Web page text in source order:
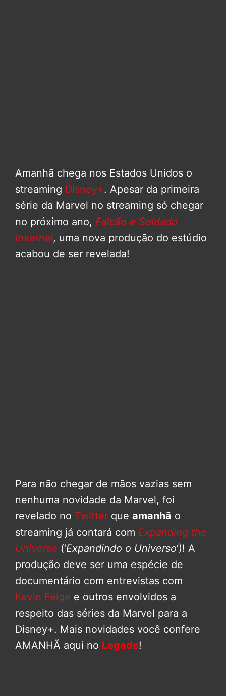
Amanhã chega nos Estados Unidos o
streaming Disney+. Apesar da primeira
série da Marvel no streaming só chegar
no próximo ano, Falcão e Soldado
Invernal, uma nova produção do estúdio
acabou de ser revelada!
Para não chegar de mãos vazias sem
nenhuma novidade da Marvel, foi
revelado no Twitter que amanhã o
streaming já contará com Expanding the
Universe (‘Expandindo o Universo‘)! A
produção deve ser uma espécie de
documentário com entrevistas com
Kevin Feige e outros envolvidos a
respeito das séries da Marvel para a
Disney+. Mais novidades você confere
AMANHÃ aqui no Legado!